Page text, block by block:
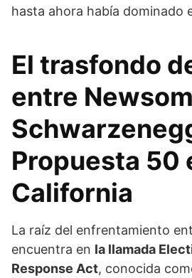
hasta ahora había dominado
El trasfondo
entre
Propuesta 50
California
La raíz del enfrentamiento
encuentra en la llamada
Response Act, conocida